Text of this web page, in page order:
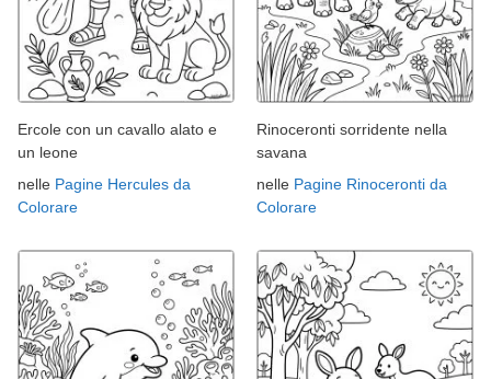
Ercole con un cavallo alato e
un leone
nelle Pagine Hercules da
Colorare
Rinoceronti sorridente nella
savana
nelle Pagine Rinoceronti da
Colorare